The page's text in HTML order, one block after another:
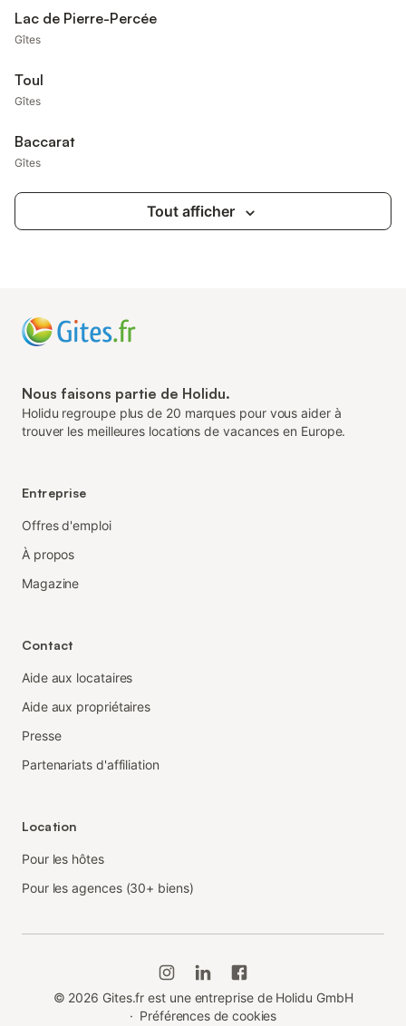
Lac de Pierre-Percée
Gîtes
Toul
Gîtes
Baccarat
Gîtes
Tout afficher
Nous faisons partie de Holidu.
Holidu regroupe plus de 20 marques pour vous aider à
trouver les meilleures locations de vacances en Europe.
Entreprise
Offres d'emploi
À propos
Magazine
Contact
Aide aux locataires
Aide aux propriétaires
Presse
Partenariats d'affiliation
Location
Pour les hôtes
Pour les agences (30+ biens)
© 2026 Gites.fr est une entreprise de Holidu GmbH
· Préférences de cookies